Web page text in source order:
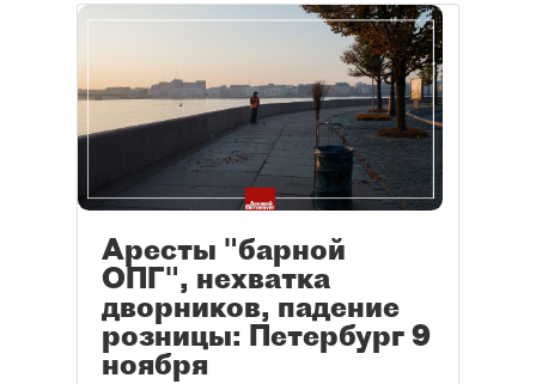
Аресты "барной
ОПГ", нехватка
дворников, падение
розницы: Петербург 9
ноября